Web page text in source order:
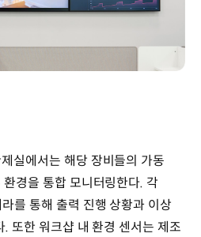
실에서는 해당 장비들의 가동
경을 통합 모니터링한다. 각
를 통해 출력 진행 상황과 이상
또한 워크샵 내 환경 센서는 제조